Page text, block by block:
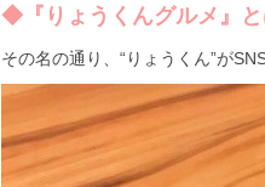
◆『りょうくんグルメ』と
その名の通り、“りょうくん”が